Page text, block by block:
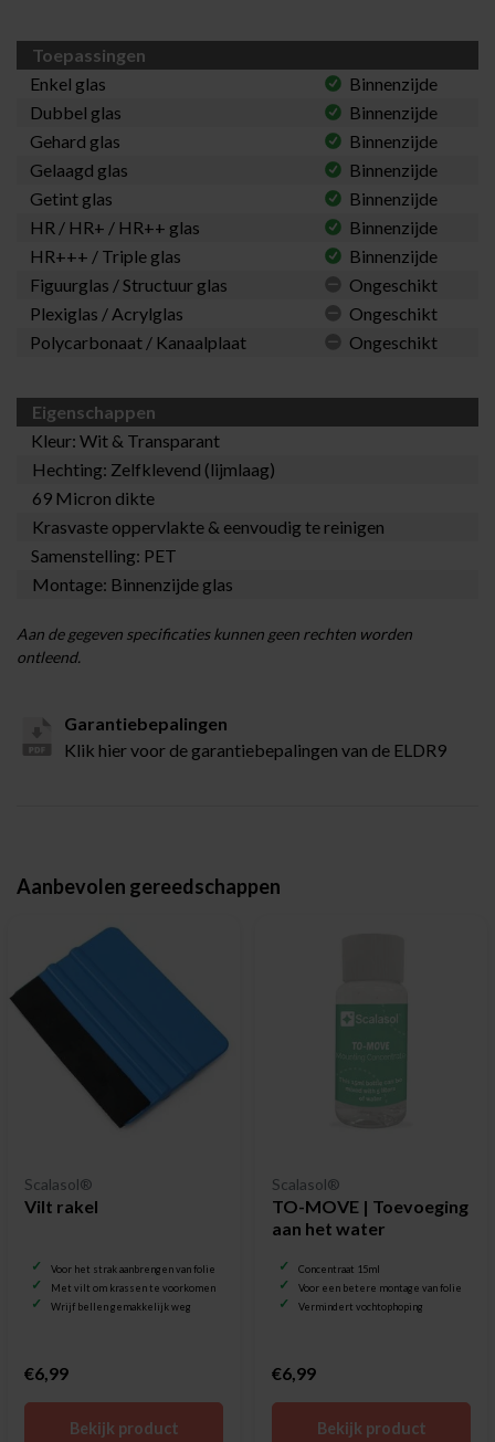
Toepassingen
Enkel glas
Binnenzijde
Dubbel glas
Binnenzijde
Gehard glas
Binnenzijde
Gelaagd glas
Binnenzijde
Getint glas
Binnenzijde
HR / HR+ / HR++ glas
Binnenzijde
HR+++ / Triple glas
Binnenzijde
Figuurglas / Structuur glas
Ongeschikt
Plexiglas / Acrylglas
Ongeschikt
Polycarbonaat / Kanaalplaat
Ongeschikt
Eigenschappen
Kleur: Wit & Transparant
Hechting: Zelfklevend (lijmlaag)
69 Micron dikte
Krasvaste oppervlakte & eenvoudig te reinigen
Samenstelling: PET
Montage: Binnenzijde glas
Aan de gegeven specificaties kunnen geen rechten worden
ontleend.
Garantiebepalingen
Klik hier voor de garantiebepalingen van de ELDR9
Aanbevolen gereedschappen
Scalasol®
Vilt rakel
Voor het strak aanbrengen van folie
Met vilt om krassen te voorkomen
Wrijf bellen gemakkelijk weg
€6,99
Bekijk product
Scalasol®
TO-MOVE | Toevoeging
aan het water
Concentraat 15ml
Voor een betere montage van folie
Vermindert vochtophoping
€6,99
Bekijk product